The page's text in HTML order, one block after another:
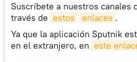
Suscríbete a nuestros canales
través de estos enlaces .
Ya que la aplicación Sputnik
en el extranjero, en este